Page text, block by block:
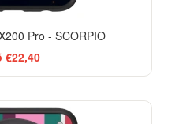
Pro - SCORPIO